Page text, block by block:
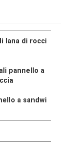
lana di rocci
pannello a
a sandwi